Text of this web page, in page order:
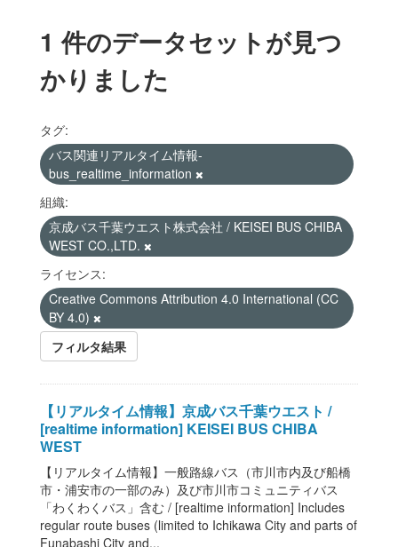
1 件のデータセットが見つ
かりました
タグ:
バス関連リアルタイム情報-
bus_realtime_information
組織:
京成バス千葉ウエスト株式会社 / KEISEI BUS CHIBA
WEST CO.,LTD.
ライセンス:
Creative Commons Attribution 4.0 International (CC
BY 4.0)
フィルタ結果
【リアルタイム情報】京成バス千葉ウエスト /
[realtime information] KEISEI BUS CHIBA
WEST
【リアルタイム情報】一般路線バス（市川市内及び船橋
市・浦安市の一部のみ）及び市川市コミュニティバス
「わくわくバス」含む / [realtime information] Includes
regular route buses (limited to Ichikawa City and parts of
Funabashi City and...